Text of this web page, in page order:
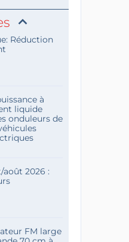
Réduction
à
liquide
onduleurs de
2026 :
FM large